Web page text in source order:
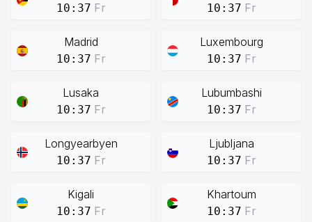
10:37 Fr 10:37 Fr
Madrid
10:37 Fr
Luxembourg
10:37 Fr
Lusaka
10:37 Fr
Lubumbashi
10:37 Fr
Longyearbyen
10:37 Fr
Ljubljana
10:37 Fr
Kigali
10:37 Fr
Khartoum
10:37 Fr